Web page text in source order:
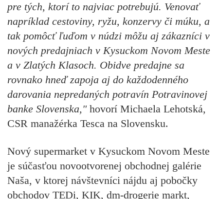
pre tých, ktorí to najviac potrebujú. Venovať
napríklad cestoviny, ryžu, konzervy či múku, a
tak pomôcť ľuďom v núdzi môžu aj zákazníci v
nových predajniach v Kysuckom Novom Meste
a v Zlatých Klasoch. Obidve predajne sa
rovnako hneď zapoja aj do každodenného
darovania nepredaných potravín Potravinovej
banke Slovenska,"hovorí Michaela Lehotská,
CSR manažérka Tesca na Slovensku.
Nový supermarket v Kysuckom Novom Meste
je súčasťou novootvorenej obchodnej galérie
Naša, v ktorej návštevníci nájdu aj pobočky
obchodov TEDi, KIK, dm-drogerie markt,